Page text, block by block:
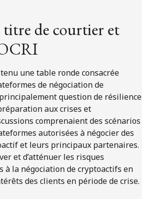
de courtier et
tenu une table ronde consacrée
de négociation de
question de résilience
aux crises et
comprenaient des scénarios
autorisées à négocier des
et leurs principaux partenaires.
et d’atténuer les risques
la négociation de cryptoactifs en
des clients en période de crise.​